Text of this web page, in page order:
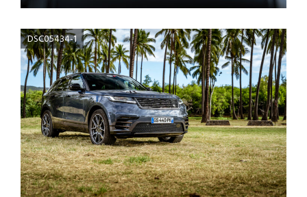
DSC05434-1